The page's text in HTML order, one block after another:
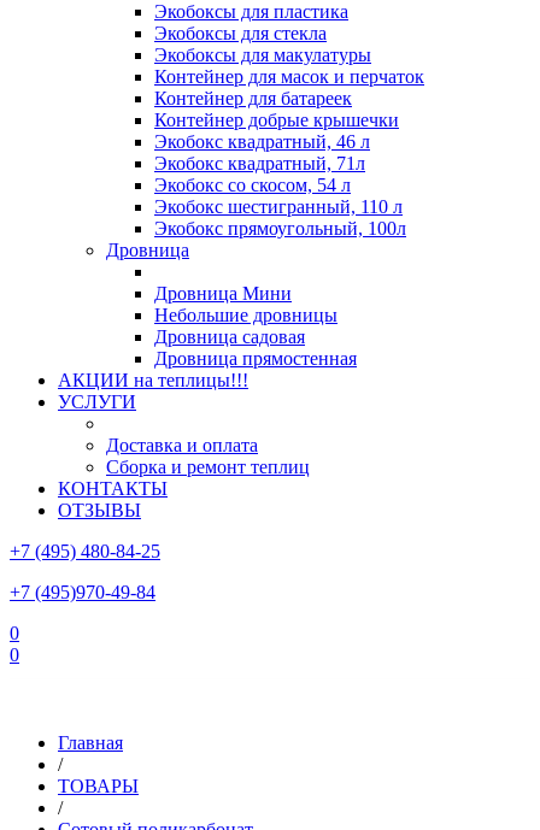
Экобоксы для пластика
Экобоксы для стекла
Экобоксы для макулатуры
Контейнер для масок и перчаток
Контейнер для батареек
Контейнер добрые крышечки
Экобокс квадратный, 46 л
Экобокс квадратный, 71л
Экобокс со скосом, 54 л
Экобокс шестигранный, 110 л
Экобокс прямоугольный, 100л
Дровница
Дровница Мини
Небольшие дровницы
Дровница садовая
Дровница прямостенная
АКЦИИ на теплицы!!!
УСЛУГИ
Доставка и оплата
Сборка и ремонт теплиц
КОНТАКТЫ
ОТЗЫВЫ
+7 (495) 480-84-25
+7 (495)970-49-84
0
0
Главная
/
ТОВАРЫ
/